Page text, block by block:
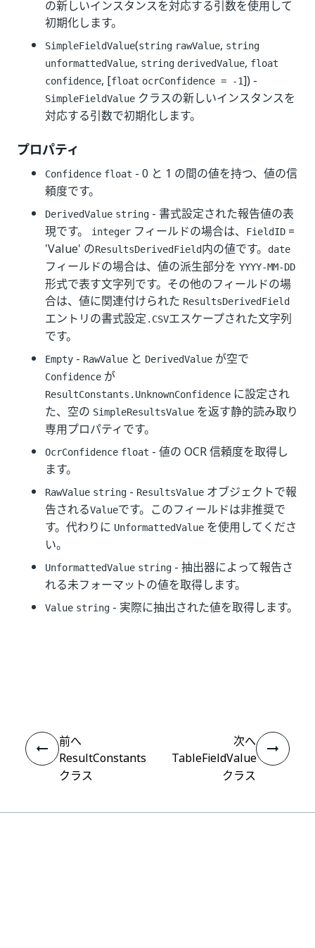
の新しいインスタンスを対応する引数を使用して
初期化します。
SimpleFieldValue(string rawValue, string
unformattedValue, string derivedValue, float
confidence, [float ocrConfidence = -1]) -
SimpleFieldValue クラスの新しいインスタンスを
対応する引数で初期化します。
プロパティ
Confidence float - 0 と 1 の間の値を持つ、値の信
頼度です。
DerivedValue string - 書式設定された報告値の表
現です。
integer フィールドの場合は、 FieldID =
'Value' のResultsDerivedField内の値です。 date
フィールドの場合は、値の派生部分を YYYY-MM-DD
形式で表す文字列です。その他のフィールドの場
合は、値に関連付けられた ResultsDerivedField
エントリの書式設定 .CSVエスケープされた文字列
です。
Empty - RawValue と DerivedValue が空で
Confidence が
ResultConstants.UnknownConfidence に設定され
た、空の SimpleResultsValue を返す静的読み取り
専用プロパティです。
OcrConfidence float - 値の OCR 信頼度を取得し
ます。
RawValue string - ResultsValue オブジェクトで報
告されるValueです。このフィールドは非推奨で
す。代わりに UnformattedValue を使用してくださ
い。
UnformattedValue string - 抽出器によって報告さ
れる未フォーマットの値を取得します。
Value string - 実際に抽出された値を取得します。
前へ
ResultConstants
クラス
次へ
TableFieldValue
クラス